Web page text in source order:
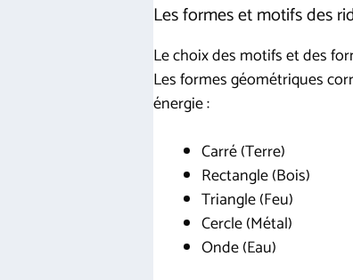
Les formes et motifs des
Le choix des motifs et des
Les formes géométriques
énergie :
Carré (Terre)
Rectangle (Bois)
Triangle (Feu)
Cercle (Métal)
Onde (Eau)